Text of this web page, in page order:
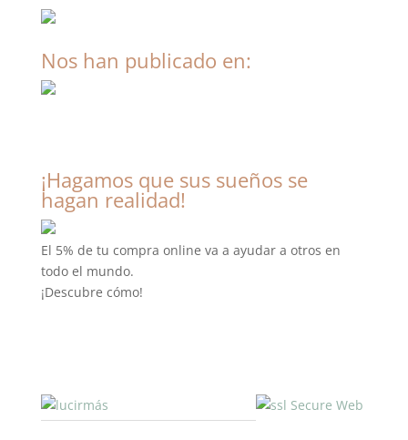
Nos han publicado en:
¡Hagamos que sus sueños se
hagan realidad!
El 5% de tu compra online va a ayudar a otros en
todo el mundo.
¡Descubre cómo!